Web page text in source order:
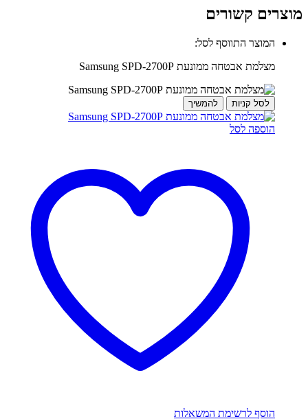
מוצרים קשורים
המוצר התווסף לסל:
מצלמת אבטחה ממונעת Samsung SPD-2700P
לסל קניות להמשיך
הוספה לסל
הוסף לרשימת המשאלות